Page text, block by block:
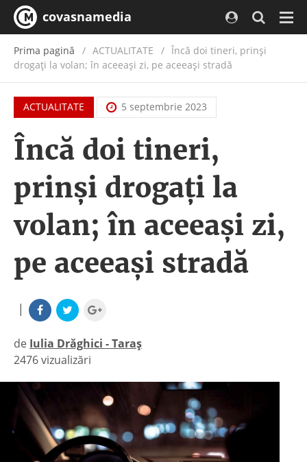
covasnamedia
Prima pagină ACTUALITATE / Încă doi tineri, prinși
drogați la volan; în aceeași zi, pe aceeași stradă
ACTUALITATE 5 septembrie 2023
Încă doi tineri,
prinși drogați la
volan; în aceeași zi,
pe aceeași stradă
|
de Iulia Drăghici - Taraș
|
2476 vizualizări